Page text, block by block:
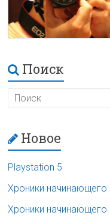
Поиск
Новое
Playstation 5
Хроники начинающего
Хроники начинающего